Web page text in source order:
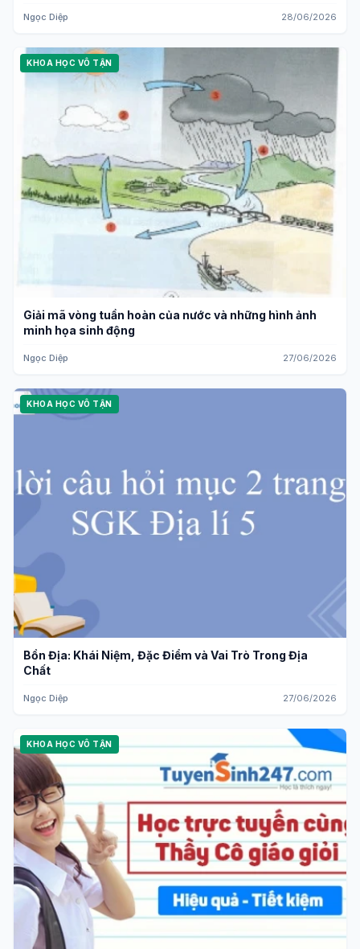
Ngọc Diệp 28/06/2026
KHOA HỌC VÔ TẬN
Giải mã vòng tuần hoàn của nước và những hình ảnh
minh họa sinh động
Ngọc Diệp 27/06/2026
KHOA HỌC VÔ TẬN
Bồn Địa: Khái Niệm, Đặc Điểm và Vai Trò Trong Địa
Chất
Ngọc Diệp 27/06/2026
KHOA HỌC VÔ TẬN